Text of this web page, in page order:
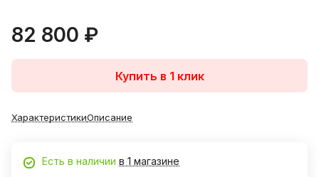
82 800 ₽
Купить в 1 клик
ХарактеристикиОписание
Есть в наличии в 1 магазине